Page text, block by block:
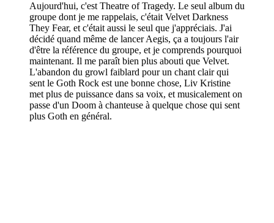
Aujourd'hui, c'est Theatre of Tragedy. Le seul album du
groupe dont je me rappelais, c'était Velvet Darkness
They Fear, et c'était aussi le seul que j'appréciais. J'ai
décidé quand même de lancer Aegis, ça a toujours l'air
d'être la référence du groupe, et je comprends pourquoi
maintenant. Il me paraît bien plus abouti que Velvet.
L'abandon du growl faiblard pour un chant clair qui
sent le Goth Rock est une bonne chose, Liv Kristine
met plus de puissance dans sa voix, et musicalement on
passe d'un Doom à chanteuse à quelque chose qui sent
plus Goth en général.